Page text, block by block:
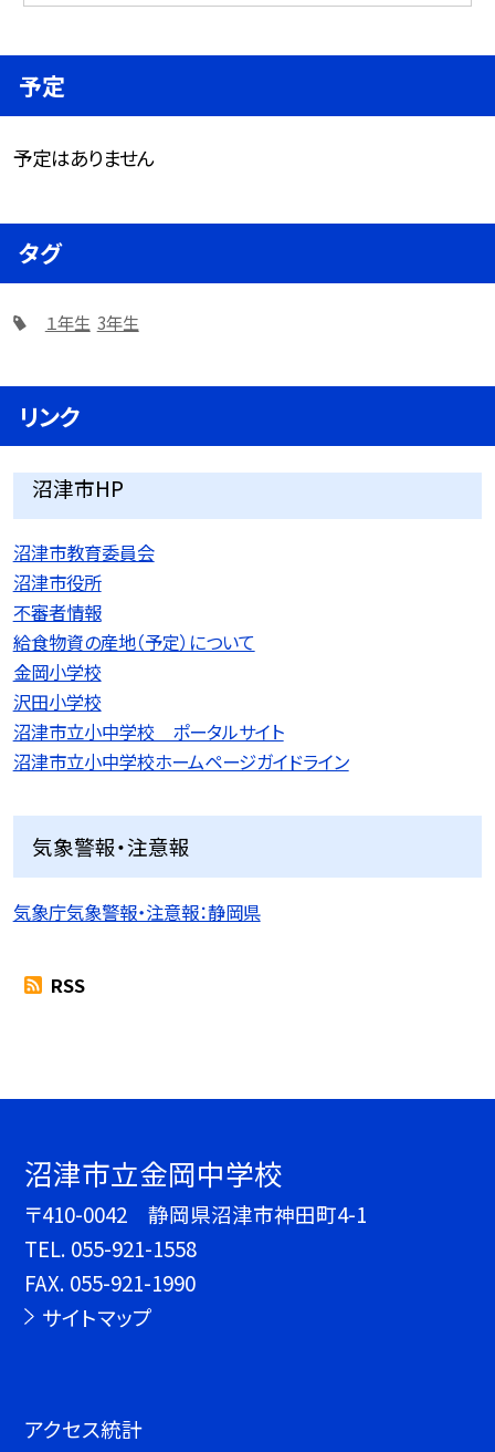
予定
予定はありません
タグ
１年生 3年生
リンク
沼津市HP
沼津市教育委員会
沼津市役所
不審者情報
給食物資の産地（予定）について
金岡小学校
沢田小学校
沼津市立小中学校 ポータルサイト
沼津市立小中学校ホームページガイドライン
気象警報・注意報
気象庁気象警報・注意報：静岡県
RSS
沼津市立金岡中学校
〒410-0042 静岡県沼津市神田町4-1
TEL. 055-921-1558
FAX. 055-921-1990
サイトマップ
アクセス統計